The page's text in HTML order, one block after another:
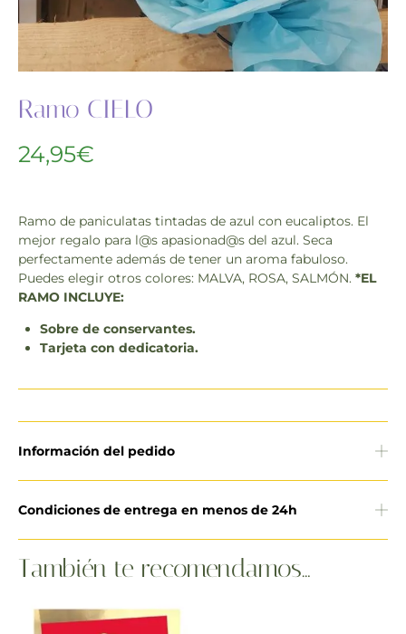
Ramo CIELO
24,95€
Ramo de paniculatas tintadas de azul con eucaliptos. El
mejor regalo para l@s apasionad@s del azul. Seca
perfectamente además de tener un aroma fabuloso.
Puedes elegir otros colores: MALVA, ROSA, SALMÓN. *EL
RAMO INCLUYE:
Sobre de conservantes.
Tarjeta con dedicatoria.
Información del pedido
Condiciones de entrega en menos de 24h
También te recomendamos…